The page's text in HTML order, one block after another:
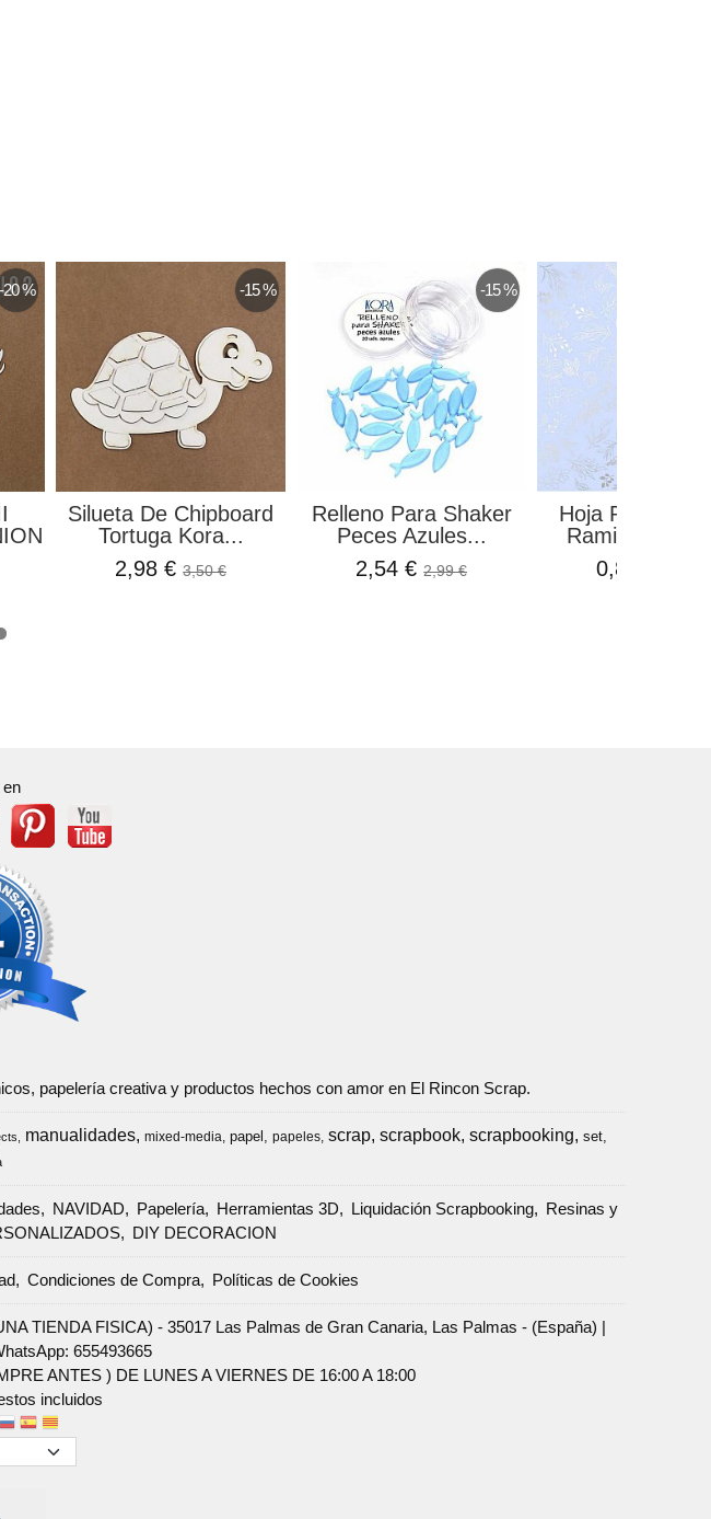
20 % -15 %
Silueta De Chipboard
Tortuga Kora...
2,98 €3,50 €
-15 %
Relleno Para Shaker
Peces Azules...
2,54 €2,99 €
Hoja Papel
Ramitas en
0,80 €
papelería creativa y productos hechos con amor en El Rincon Scrap.
manualidades mixed-media papel papeles scrap scrapbook scrapbooking set
NAVIDAD Papelería Herramientas 3D Liquidación Scrapbooking
Resinas y
DIY DECORACION
Condiciones de Compra Políticas de Cookies
TIENDA FISICA) - 35017 Las Palmas de Gran Canaria, Las Palmas - (España) |
655493665
ANTES ) DE LUNES A VIERNES DE 16:00 A 18:00
incluidos